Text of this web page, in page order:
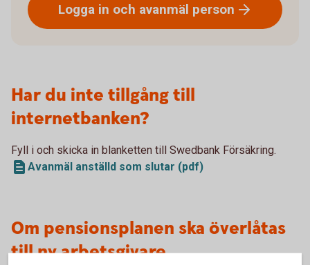
Logga in och avanmäl person
Har du inte tillgång till
internetbanken?
Fyll i och skicka in blanketten till Swedbank Försäkring.
Avanmäl anställd som slutar (pdf)
Om pensionsplanen ska överlåtas
till ny arbetsgivare